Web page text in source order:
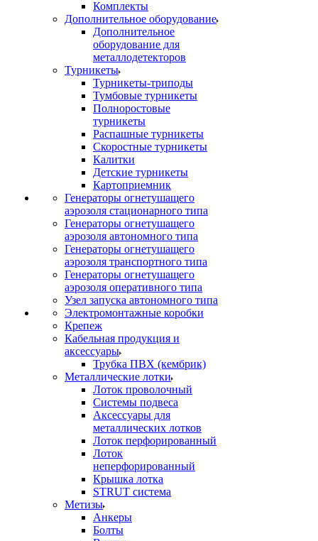
Комплекты
Дополнительное оборудование
Дополнительное
оборудование для
металлодетекторов
Турникеты
Турникеты-триподы
Тумбовые турникеты
Полноростовые
турникеты
Распашные турникеты
Скоростные турникеты
Калитки
Детские турникеты
Картоприемник
Генераторы огнетушащего
аэрозоля стационарного типа
Генераторы огнетушащего
аэрозоля автономного типа
Генераторы огнетушащего
аэрозоля транспортного типа
Генераторы огнетушащего
аэрозоля оперативного типа
Узел запуска автономного типа
Электромонтажные коробки
Крепеж
Кабельная продукция и
аксессуары
Трубка ПВХ (кембрик)
Металлические лотки
Лоток проволочный
Системы подвеса
Аксессуары для
металлических лотков
Лоток перфорированный
Лоток
неперфорированный
Крышка лотка
STRUT система
Метизы
Анкеры
Болты